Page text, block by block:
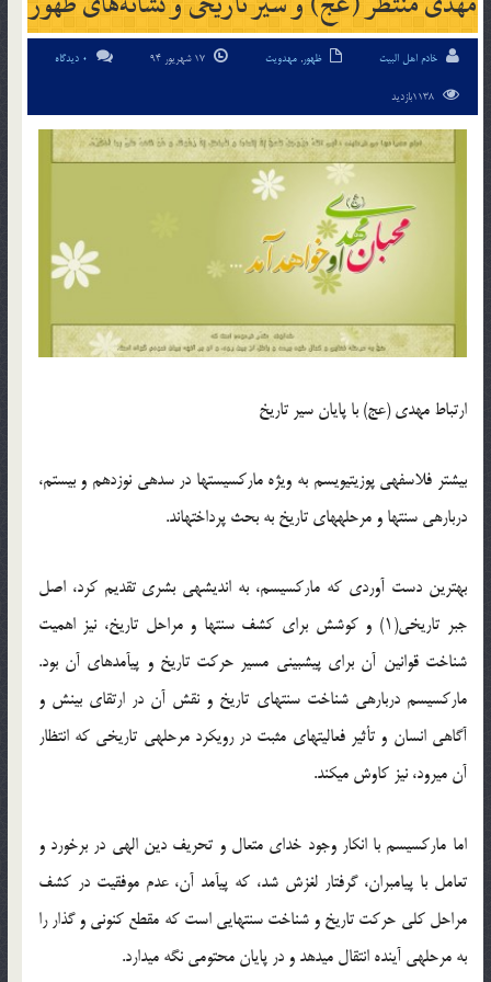
خادم اهل البیت ظهور, مهدویت 0 دیدگاه
ارتباط مهدی (عج) با پایان سیر تاریخ‏
بیشتر فلاسفه‏ی پوزیتیویسم به ویژه مارکسیست‏ها در سده‏ی نوزدهم و بیستم،
درباره‏ی سنت‏ها و مرحله‏های تاریخ به بحث پرداخته‏اند.
بهترین دست آوردی که مارکسیسم، به اندیشه‏ی بشری تقدیم کرد، اصل
جبر تاریخی(۱) و کوشش برای کشف سنت‏ها و مراحل تاریخ، نیز اهمیت
شناخت قوانین آن برای پیش‏بینی مسیر حرکت تاریخ و پی‏آمدهای آن بود.
مارکسیسم درباره‏ی شناخت سنت‏های تاریخ و نقش آن در ارتقای بینش و
آگاهی انسان و تأثیر فعالیت‏های مثبت در رویکرد مرحله‏ی تاریخی که انتظار
آن می‏رود، نیز کاوش می‏کند.
اما مارکسیسم با انکار وجود خدای متعال و تحریف دین الهی در برخورد و
تعامل با پیامبران، گرفتار لغزش شد، که پی‏آمد آن، عدم موفقیت در کشف
مراحل کلی حرکت تاریخ و شناخت سنت‏هایی است که مقطع کنونی و گذار را
به مرحله‏ی آینده انتقال می‏دهد و در پایان محتومی نگه می‏دارد.